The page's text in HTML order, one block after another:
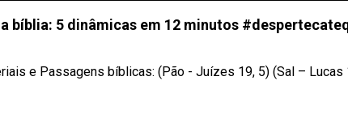
bíblia: 5 dinâmicas em 12 minutos
e Passagens bíblicas: (Pão - Juízes 19, 5) (Sal –